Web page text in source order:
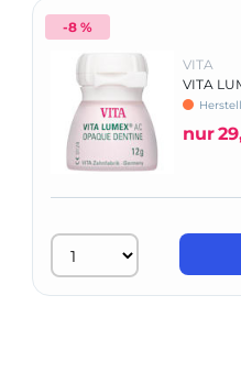
-8 %
VITA
VITA
3D-
nur